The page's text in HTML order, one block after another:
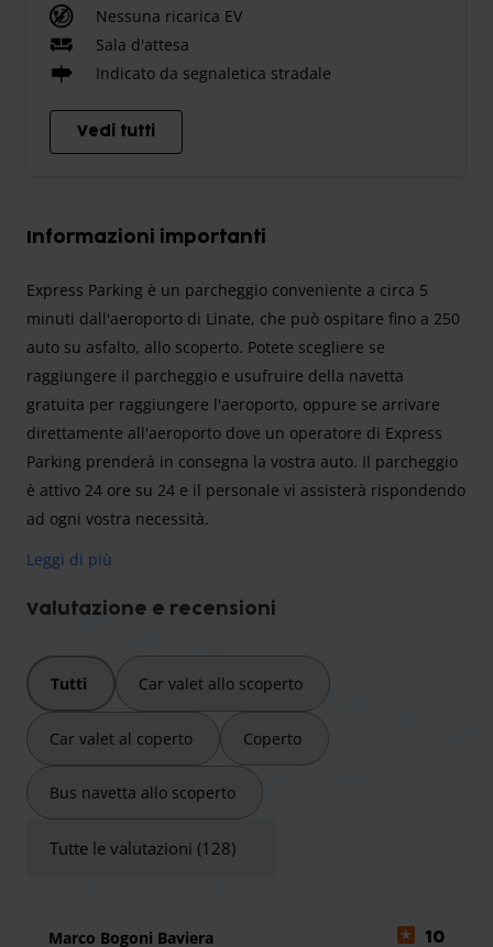
Nessuna ricarica EV
Sala d'attesa
Indicato da segnaletica stradale
Vedi tutti
Informazioni importanti
Express Parking è un parcheggio conveniente a circa 5
minuti dall'aeroporto di Linate, che può ospitare fino a 250
auto su asfalto, allo scoperto. Potete scegliere se
raggiungere il parcheggio e usufruire della navetta
gratuita per raggiungere l'aeroporto, oppure se arrivare
direttamente all'aeroporto dove un operatore di Express
Parking prenderà in consegna la vostra auto. Il parcheggio
è attivo 24 ore su 24 e il personale vi assisterà rispondendo
ad ogni vostra necessità.
navetta, raggiungete il parcheggio seguendo le indicazioni
esigenze dei clienti. Al ritorno la navetta vi verrà a
prendere all'aeroporto e vi riporterà alla vostra auto.
Car valet
Se scegliete l'opzione car valet, guidate semplicemente fino
al terminal dell'aeroporto. Telefonate al parcheggio 10
minuti prima per avvisarli del vostro arrivo e incontrate un
ritorno vi riconsegneranno la vostra auto al punto di
Leggi di più
Valutazione e recensioni
Tutti Car valet allo scoperto
Car valet al coperto Coperto
Bus navetta allo scoperto
Tutte le valutazioni (128)
Marco Bogoni Baviera 10